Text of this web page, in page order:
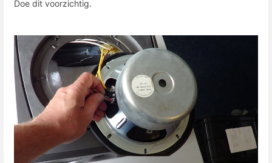
Doe dit voorzichtig.